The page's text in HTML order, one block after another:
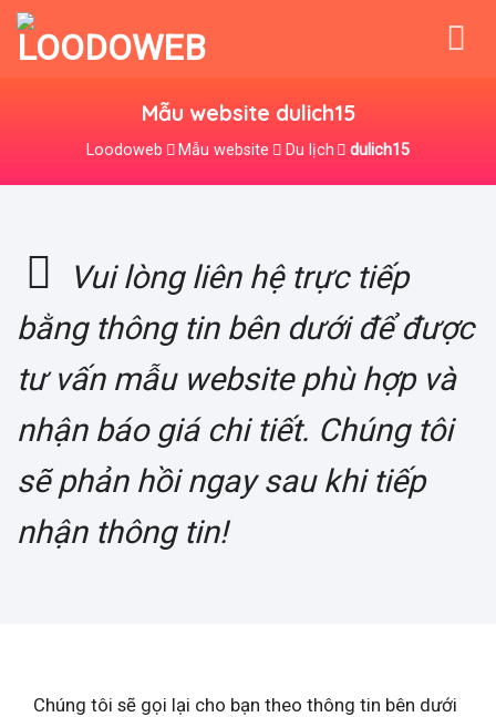
Skip
Mẫu website dulich15
Loodoweb Mẫu website Du lịch dulich15
Vui lòng liên hệ trực tiếp
bằng thông tin bên dưới để được
tư vấn mẫu website phù hợp và
nhận báo giá chi tiết. Chúng tôi
sẽ phản hồi ngay sau khi tiếp
nhận thông tin!
Chúng tôi sẽ gọi lại cho bạn theo thông tin bên dưới